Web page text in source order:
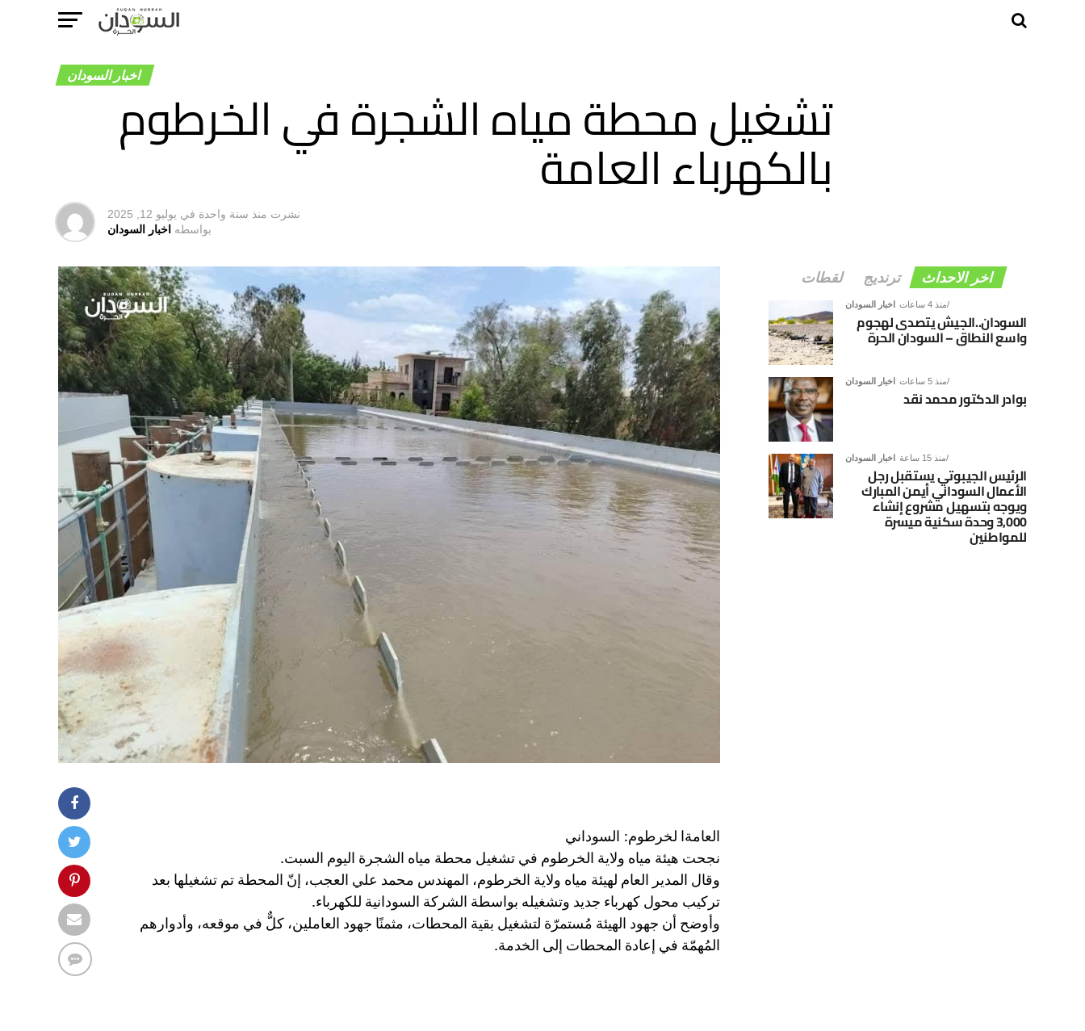
اخبار السودان
تشغيل محطة مياه الشجرة في الخرطوم
بالكهرباء العامة
نشرت منذ سنة واحدة في يوليو 12, 2025
بواسطه اخبار السودان
العامةا لخرطوم: السوداني
نجحت هيئة مياه ولاية الخرطوم في تشغيل محطة مياه الشجرة اليوم السبت.
وقال المدير العام لهيئة مياه ولاية الخرطوم، المهندس محمد علي العجب، إنّ المحطة تم تشغيلها بعد
تركيب محول كهرباء جديد وتشغيله بواسطة الشركة السودانية للكهرباء.
وأوضح أن جهود الهيئة مُستمرّة لتشغيل بقية المحطات، مثمنًا جهود العاملين، كلٌّ في موقعه، وأدوارهم
المُهمّة في إعادة المحطات إلى الخدمة.
اخر الاحداث ترنديج لقطات
اخبار السودان منذ 4 ساعات
السودان..الجيش يتصدى لهجوم
واسع النطاق – السودان الحرة
اخبار السودان منذ 5 ساعات
بوادر الدكتور محمد نقد
اخبار السودان منذ 15 ساعة
الرئيس الجيبوتي يستقبل رجل
الأعمال السوداني أيمن المبارك
ويوجه بتسهيل مشروع إنشاء
3,000 وحدة سكنية ميسرة
للمواطنين